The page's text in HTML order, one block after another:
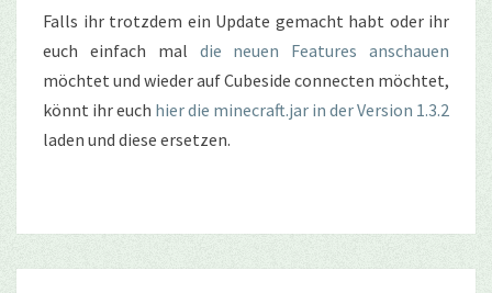
Falls ihr trotzdem ein Update gemacht habt oder ihr
euch einfach mal die neuen Features anschauen
möchtet und wieder auf Cubeside connecten möchtet,
könnt ihr euch hier die minecraft.jar in der Version 1.3.2
laden und diese ersetzen.